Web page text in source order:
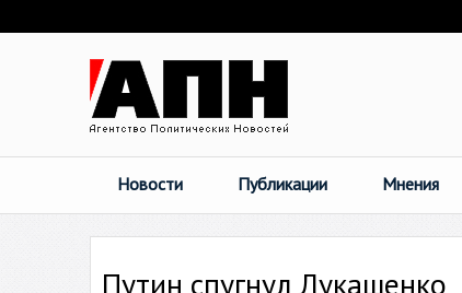
Новости Публикации Мнения
Путин спугнул Лукашенко